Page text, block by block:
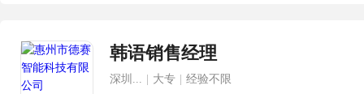
韩语销售经理
深圳... 大专
经验不限